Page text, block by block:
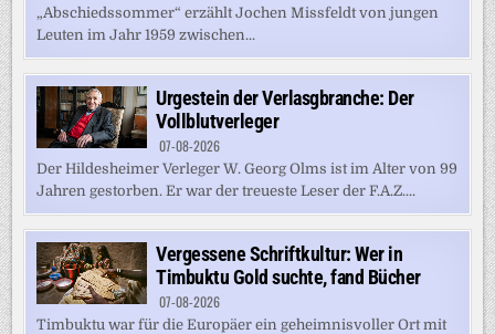
„Abschiedssommer“ erzählt Jochen Missfeldt von jungen
Leuten im Jahr 1959 zwischen...
Urgestein der Verlasgbranche: Der
Vollblutverleger
07-08-2026
Der Hildesheimer Verleger W. Georg Olms ist im Alter von 99
Jahren gestorben. Er war der treueste Leser der F.A.Z....
Vergessene Schriftkultur: Wer in
Timbuktu Gold suchte, fand Bücher
07-08-2026
Timbuktu war für die Europäer ein geheimnisvoller Ort mit